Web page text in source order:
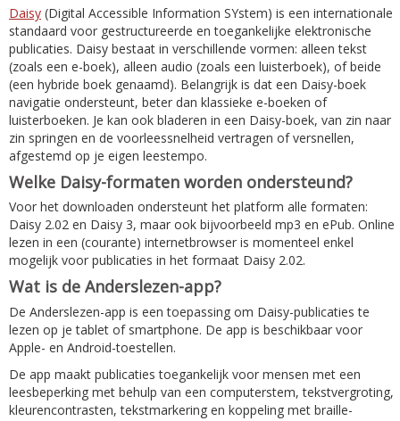
Daisy (Digital Accessible Information SYstem) is een internationale
standaard voor gestructureerde en toegankelijke elektronische
publicaties. Daisy bestaat in verschillende vormen: alleen tekst
(zoals een e-boek), alleen audio (zoals een luisterboek), of beide
(een hybride boek genaamd). Belangrijk is dat een Daisy-boek
navigatie ondersteunt, beter dan klassieke e-boeken of
luisterboeken. Je kan ook bladeren in een Daisy-boek, van zin naar
zin springen en de voorleessnelheid vertragen of versnellen,
afgestemd op je eigen leestempo.
Welke Daisy-formaten worden ondersteund?
Voor het downloaden ondersteunt het platform alle formaten:
Daisy 2.02 en Daisy 3, maar ook bijvoorbeeld mp3 en ePub. Online
lezen in een (courante) internetbrowser is momenteel enkel
mogelijk voor publicaties in het formaat Daisy 2.02.
Wat is de Anderslezen-app?
De Anderslezen-app is een toepassing om Daisy-publicaties te
lezen op je tablet of smartphone. De app is beschikbaar voor
Apple- en Android-toestellen.
De app maakt publicaties toegankelijk voor mensen met een
leesbeperking met behulp van een computerstem, tekstvergroting,
kleurencontrasten, tekstmarkering en koppeling met braille-